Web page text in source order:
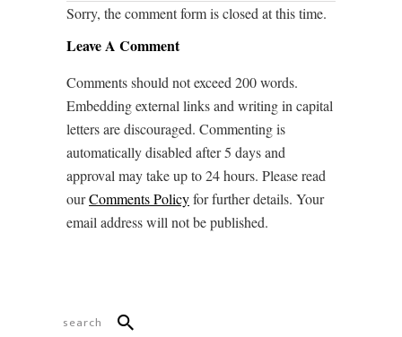
Sorry, the comment form is closed at this time.
Leave A Comment
Comments should not exceed 200 words.
Embedding external links and writing in capital
letters are discouraged. Commenting is
automatically disabled after 5 days and
approval may take up to 24 hours. Please read
ourComments Policyfor further details. Your
email address will not be published.